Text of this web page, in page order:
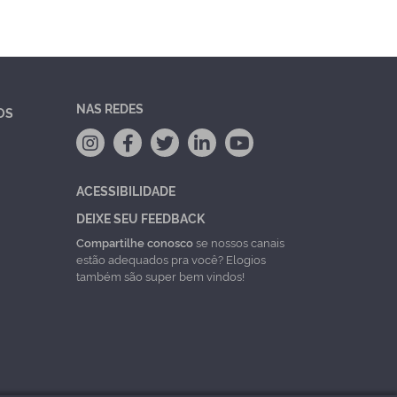
NAS REDES
ACESSIBILIDADE
DEIXE SEU FEEDBACK
Compartilhe conoscose nossos canais
estão adequados pra você? Elogios
também são super bem vindos!